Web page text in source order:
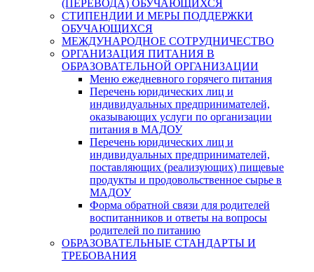
(ПЕРЕВОДА) ОБУЧАЮЩИХСЯ
СТИПЕНДИИ И МЕРЫ ПОДДЕРЖКИ
ОБУЧАЮЩИХСЯ
МЕЖДУНАРОДНОЕ СОТРУДНИЧЕСТВО
ОРГАНИЗАЦИЯ ПИТАНИЯ В
ОБРАЗОВАТЕЛЬНОЙ ОРГАНИЗАЦИИ
Меню ежедневного горячего питания
Перечень юридических лиц и
индивидуальных предпринимателей,
оказывающих услуги по организации
питания в МАДОУ
Перечень юридических лиц и
индивидуальных предпринимателей,
поставляющих (реализующих) пищевые
продукты и продовольственное сырье в
МАДОУ
Форма обратной связи для родителей
воспитанников и ответы на вопросы
родителей по питанию
ОБРАЗОВАТЕЛЬНЫЕ СТАНДАРТЫ И
ТРЕБОВАНИЯ